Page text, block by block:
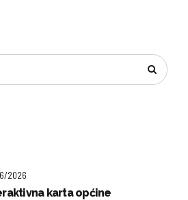
2026
karta općine